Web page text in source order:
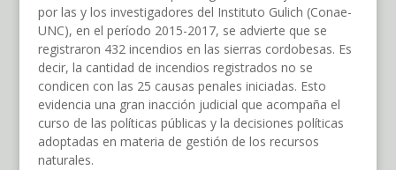
por las y los investigadores del Instituto Gulich (Conae-
UNC), en el período 2015-2017, se advierte que se
registraron 432 incendios en las sierras cordobesas. Es
decir, la cantidad de incendios registrados no se
condicen con las 25 causas penales iniciadas. Esto
evidencia una gran inacción judicial que acompaña el
curso de las políticas públicas y la decisiones políticas
adoptadas en materia de gestión de los recursos
naturales.